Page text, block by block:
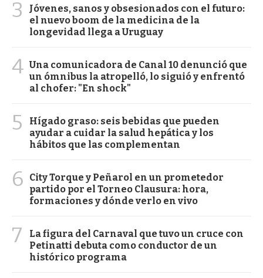
3
Jóvenes, sanos y obsesionados con el futuro:
el nuevo boom de la medicina de la
longevidad llega a Uruguay
4 Una comunicadora de Canal 10 denunció que
un ómnibus la atropelló, lo siguió y enfrentó
al chofer: "En shock"
5
Hígado graso: seis bebidas que pueden
ayudar a cuidar la salud hepática y los
hábitos que las complementan
6
City Torque y Peñarol en un prometedor
partido por el Torneo Clausura: hora,
formaciones y dónde verlo en vivo
7
La figura del Carnaval que tuvo un cruce con
Petinatti debuta como conductor de un
histórico programa